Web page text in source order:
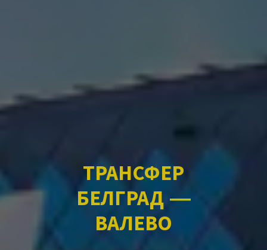
ТРАНСФЕР
БЕЛГРАД —
ВАЛЕВО